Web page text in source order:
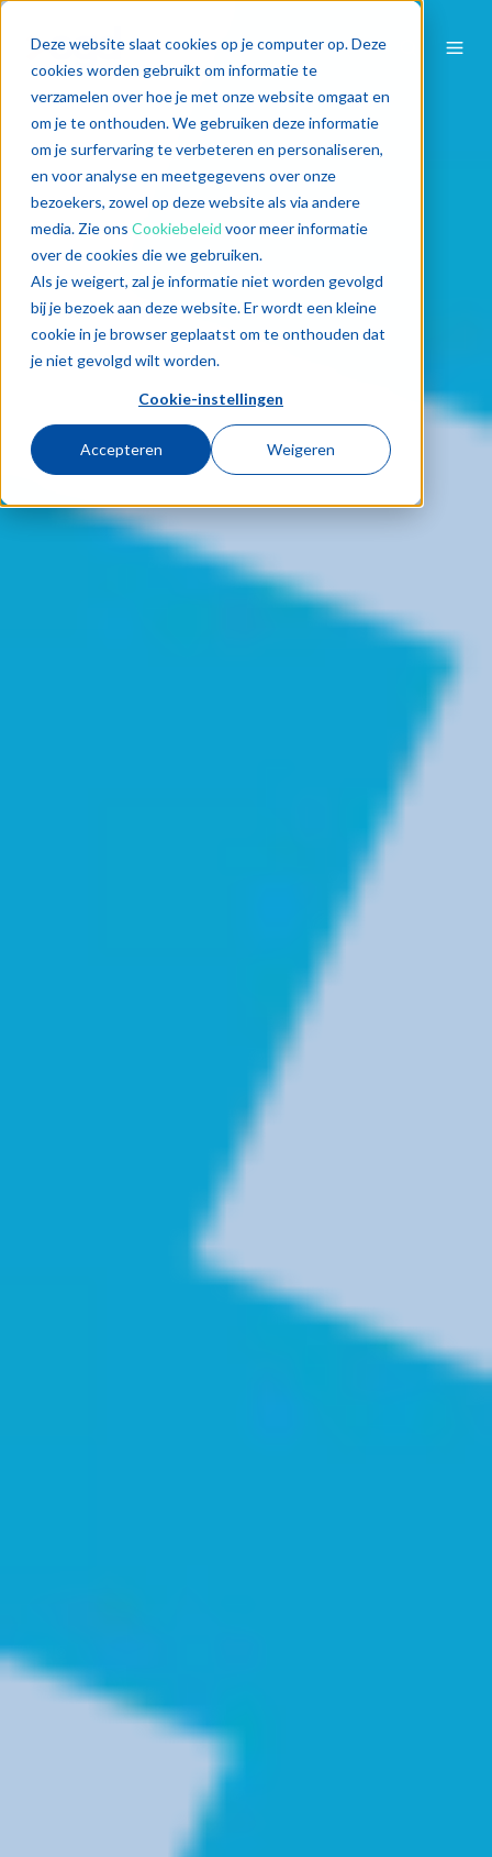
Deze website slaat cookies op je computer op. Deze
cookies worden gebruikt om informatie te
verzamelen over hoe je met onze website omgaat en
om je te onthouden. We gebruiken deze informatie
om je surfervaring te verbeteren en personaliseren,
en voor analyse en meetgegevens over onze
bezoekers, zowel op deze website als via andere
media. Zie ons Cookiebeleid voor meer informatie
over de cookies die we gebruiken.
Als je weigert, zal je informatie niet worden gevolgd
bij je bezoek aan deze website. Er wordt een kleine
cookie in je browser geplaatst om te onthouden dat
je niet gevolgd wilt worden.
Cookie-instellingen
Accepteren Weigeren